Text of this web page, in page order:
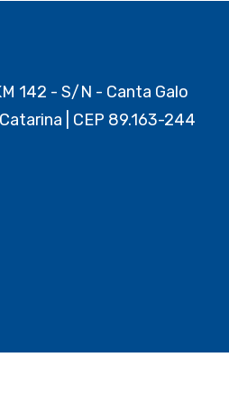
142 - S/N - Canta Galo
| CEP 89.163-244